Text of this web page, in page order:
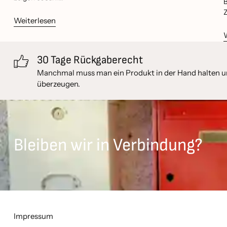
Weiterlesen
30 Tage Rückgaberecht
Manchmal muss man ein Produkt in der Hand halten
überzeugen.
Bleiben wir in Verbindung?
Impressum